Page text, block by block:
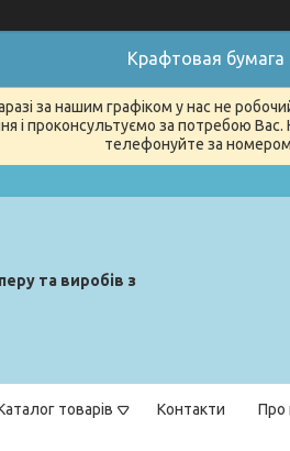
Крафтовая бумага
за нашим графіком у нас не
і проконсультуємо за потребою
телефонуйте за
та виробів з
товарів Контакти Про